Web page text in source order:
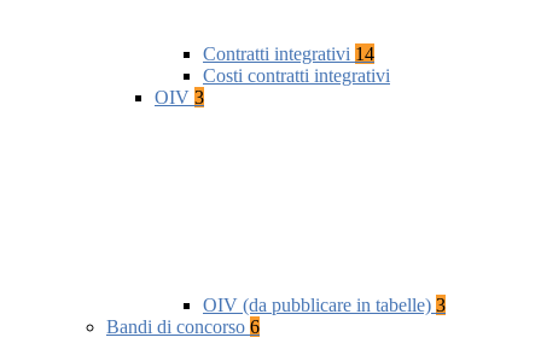
Contratti integrativi 14
Costi contratti integrativi
OIV 3
OIV (da pubblicare in tabelle) 3
Bandi di concorso 6